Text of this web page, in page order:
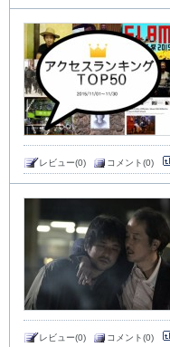
レビュー(0) コメント(0)
レビュー(0) コメント(0)